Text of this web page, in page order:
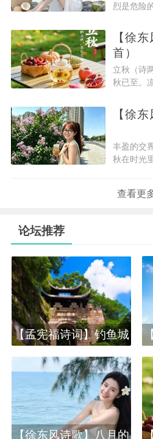
烈是危险
【徐
首）
立秋（诗
秋已至。
【徐
丰盈的交
秋在时光
查看更
论坛推荐
【孟宪福诗词】钓鱼城
【徐东风诗歌】八月的